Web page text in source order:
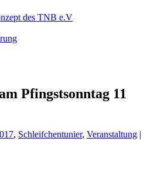
des TNB e.V
Pfingstsonntag 11
, Schleifchentunier, Veranstaltung |